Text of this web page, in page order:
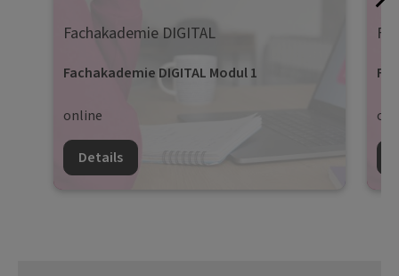
Fachakademie DIGITAL
Fachakademie DIGITAL Modul 1
online
Details